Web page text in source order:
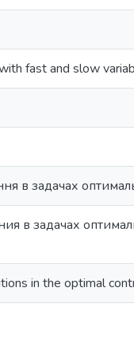
fast and slow
в задачах
в задачах
in the optimal